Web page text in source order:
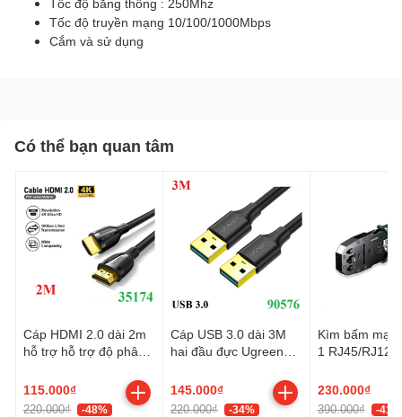
Tốc độ truyền mạng 10/100/1000Mbps
Cắm và sử dụng
Có thể bạn quan tâm
Cáp HDMI 2.0 dài 2m
hỗ trợ hỗ trợ độ phân
35174 cao cấp
115.000₫
220.000₫ -48%
Cáp USB 3.0 dài 3M
hai đầu đực Ugreen
145.000₫
220.000₫ -34%
Kìm bấm
1 RJ45/RJ12/
Ugreen 35971
230.000₫
390.000₫ -41%